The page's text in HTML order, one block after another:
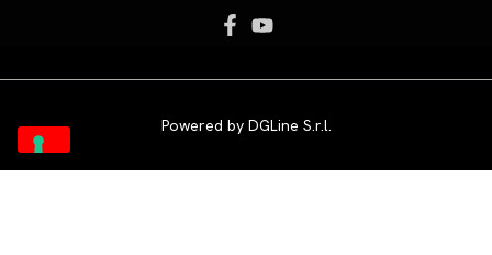
Powered by DGLine S.r.l.